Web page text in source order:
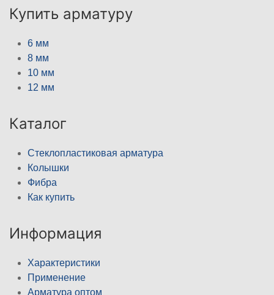
Купить арматуру
6 мм
8 мм
10 мм
12 мм
Каталог
Стеклопластиковая арматура
Колышки
Фибра
Как купить
Информация
Характеристики
Применение
Арматура оптом